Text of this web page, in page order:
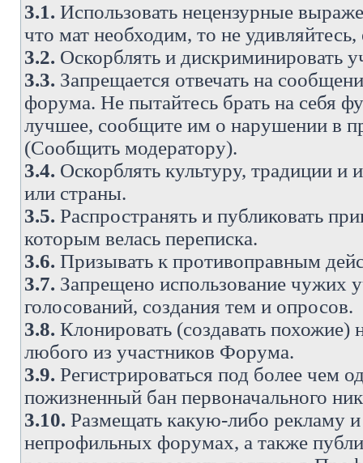
3.1. Использовать нецензурные
что мат необходим, то не
3.2. Оскорблять и дискриминировать
3.3. Запрещается отвечать на
форума. Не пытайтесь брать на себя
лучшее, сообщите им о нарушении в
(Сообщить модератору).
3.4. Оскорблять культуру, традиции
или страны.
3.5. Распространять и публиковать
которым велась переписка.
3.6. Призывать к противоправным
3.7. Запрещено использование чужих
голосований, создания тем и опросов.
3.8. Клонировать (создавать похожие)
любого из участников Форума.
3.9. Регистрироваться под более чем
пожизненный бан первоначального
3.10. Размещать какую-либо рекламу
непрофильных форумах, а также